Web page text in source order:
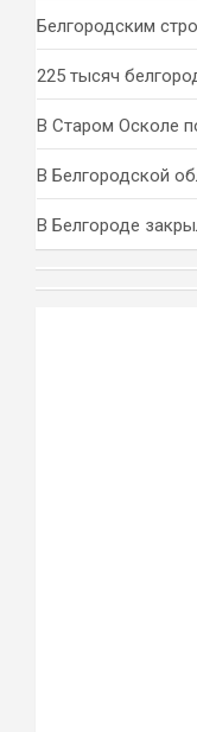
Белгородским
225 тысяч
В Старом Осколе
В Белгородской
В Белгороде